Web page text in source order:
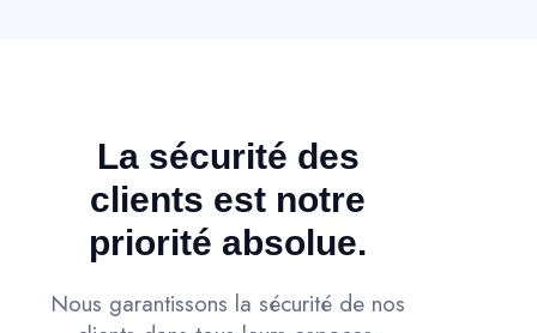
La sécurité des
clients est notre
priorité absolue.
Nous garantissons la sécurité de nos